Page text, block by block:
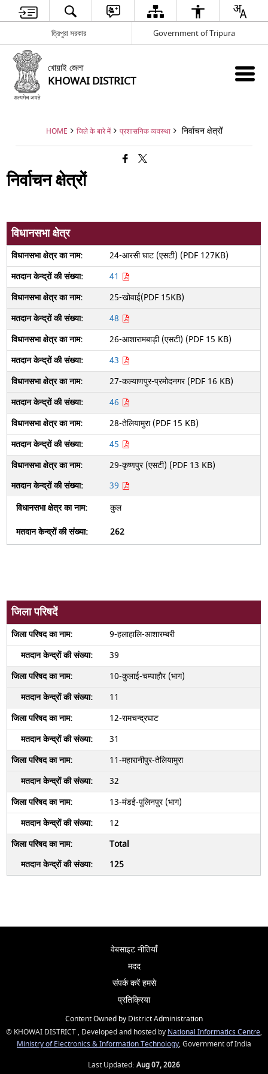
ত্রিপুরা সরকার Government of Tripura
খোয়াই জেলা
KHOWAI DISTRICT
HOME जिले के बारे में प्रशासनिक व्यवस्था निर्वाचन क्षेत्रों
निर्वाचन क्षेत्रों
विधानसभा क्षेत्र
24-आरसी घाट (एसटी) (PDF 127KB)
41
25-खोवाई(PDF 15KB)
48
26-आशारामबाड़ी (एसटी) (PDF 15 KB)
43
27-कल्याणपुर-प्रमोदनगर (PDF 16 KB)
46
28-तेलियामुरा (PDF 15 KB)
45
29-कृष्णपुर (एसटी) (PDF 13 KB)
39
कुल
262
जिला परिषदें
9-हलाहालि-आशारम्बरी
39
10-कुलाई-चम्पाहौर (भाग)
11
12-रामचन्द्रघाट
31
11-महारानीपुर-तेलियामुरा
32
13-मंडई-पुलिनपुर (भाग)
12
Total
125
वेबसाइट नीतियाँ
मदद
संपर्क करें हमसे
प्रतिक्रिया
Content Owned by District Administration
© KHOWAI DISTRICT , Developed and hosted by National Informatics Centre,
Ministry of Electronics & Information Technology, Government of India
Last Updated: Aug 07, 2026